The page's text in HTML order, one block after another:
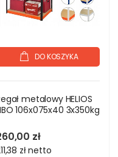
DO KOSZYKA
metalowy HELIOS
106x075x40 3x350kg
zł
złnetto